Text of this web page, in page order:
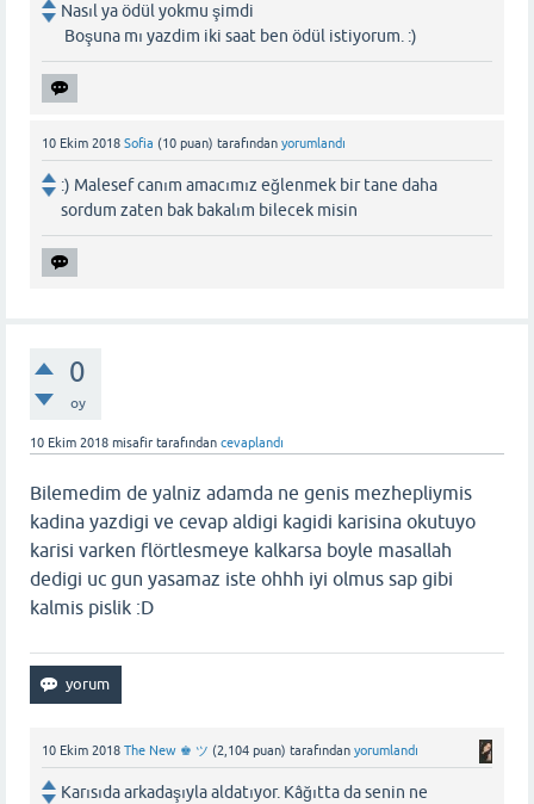
Nasıl ya ödül yokmu şimdi
Boşuna mı yazdim iki saat ben ödül istiyorum. :)
10 Ekim 2018 Sofia (10 puan) tarafından yorumlandı
:) Malesef canım amacımız eğlenmek bir tane daha
sordum zaten bak bakalım bilecek misin
0
oy
10 Ekim 2018 misafir tarafından cevaplandı
Bilemedim de yalniz adamda ne genis mezhepliymis
kadina yazdigi ve cevap aldigi kagidi karisina okutuyo
karisi varken flörtlesmeye kalkarsa boyle masallah
dedigi uc gun yasamaz iste ohhh iyi olmus sap gibi
kalmis pislik :D
10 Ekim 2018 The New ♚ ツ (2,104 puan) tarafından yorumlandı
Karısıda arkadaşıyla aldatıyor. Kâğıtta da senin ne